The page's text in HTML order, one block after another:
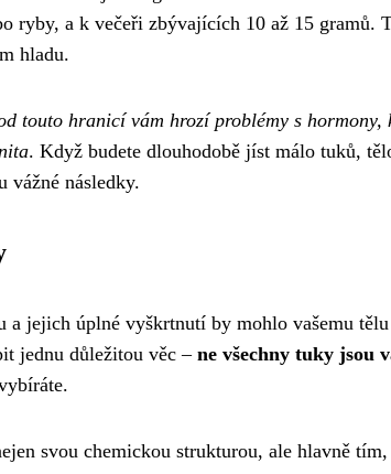
ryby, a k večeři zbývajících 10 až 15 gramů.
hladu.
touto hranicí vám hrozí problémy s hormony,
. Když budete dlouhodobě jíst málo tuků,
vážné následky.
a jejich úplné vyškrtnutí by mohlo vašemu
jednu důležitou věc – ne všechny tuky jsou
svou chemickou strukturou, ale hlavně